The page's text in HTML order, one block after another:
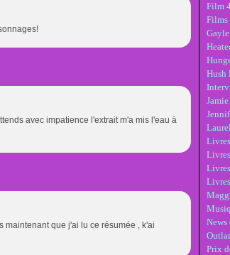
avec impatience l'extrait m'a mis l'eau à
maintenant que j'ai lu ce résumée , k'ai
Film
Films
Hush
Livres
News
Prix